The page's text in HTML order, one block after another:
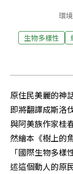
環
生物多樣性
原住民美麗的神
即將翻譯成斯洛
與阿美族作家桂
然繪本《樹上的
「國際生物多
述這個動人的原